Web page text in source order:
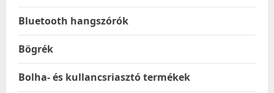
Bluetooth hangszórók
Bögrék
Bolha- és kullancsriasztó termékek